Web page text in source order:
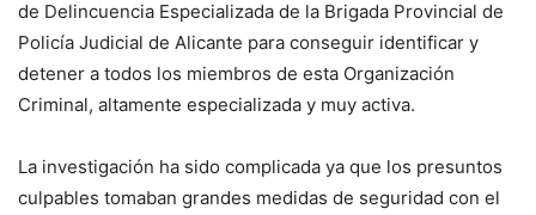
de Delincuencia Especializada de la Brigada Provincial de
Policía Judicial de Alicante para conseguir identificar y
detener a todos los miembros de esta Organización
Criminal, altamente especializada y muy activa.
La investigación ha sido complicada ya que los presuntos
culpables tomaban grandes medidas de seguridad con el